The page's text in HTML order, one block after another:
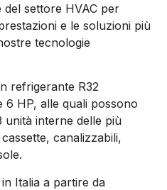
settore HVAC per
e le soluzioni più
tecnologie
refrigerante R32
6 HP, alle quali possono
unità interne delle più
canalizzabili,
Italia a partire da